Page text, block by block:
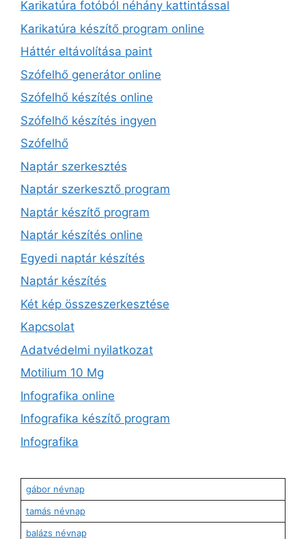
Karikatúra fotóból néhány kattintással
Karikatúra készítő program online
Háttér eltávolítása paint
Szófelhő generátor online
Szófelhő készítés online
Szófelhő készítés ingyen
Szófelhő
Naptár szerkesztés
Naptár szerkesztő program
Naptár készítő program
Naptár készítés online
Egyedi naptár készítés
Naptár készítés
Két kép összeszerkesztése
Kapcsolat
Adatvédelmi nyilatkozat
Motilium 10 Mg
Infografika online
Infografika készítő program
Infografika
gábor névnap
tamás névnap
balázs névnap